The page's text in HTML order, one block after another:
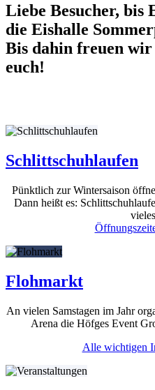
Liebe Besucher, bis
die Eishalle
Bis dahin freuen
euch!
Schlittschuhlaufen
Pünktlich zur Wintersaison
Dann heißt es:
Flohmarkt
An vielen Samstagen im Jahr
Arena die Höfges Event
Alle wichtigen